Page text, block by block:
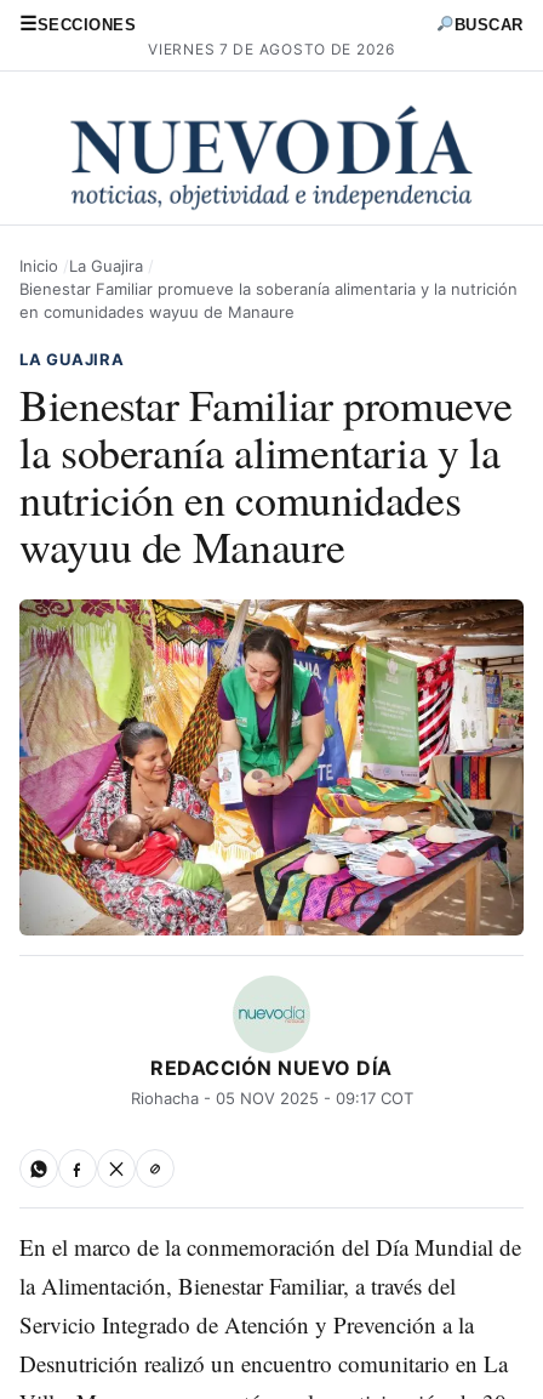
☰SECCIONES
VIERNES 7 DE AGOSTO DE 2026
BUSCAR
Inicio
La Guajira
Bienestar Familiar promueve la soberanía alimentaria y la nutrición
en comunidades wayuu de Manaure
LA GUAJIRA
Bienestar Familiar promueve
la soberanía alimentaria y la
nutrición en comunidades
wayuu de Manaure
REDACCIÓN NUEVO DÍA
Riohacha - 05 NOV 2025 - 09:17 COT
En el marco de la conmemoración del Día Mundial de
la Alimentación, Bienestar Familiar, a través del
Servicio Integrado de Atención y Prevención a la
Desnutrición realizó un encuentro comunitario en La